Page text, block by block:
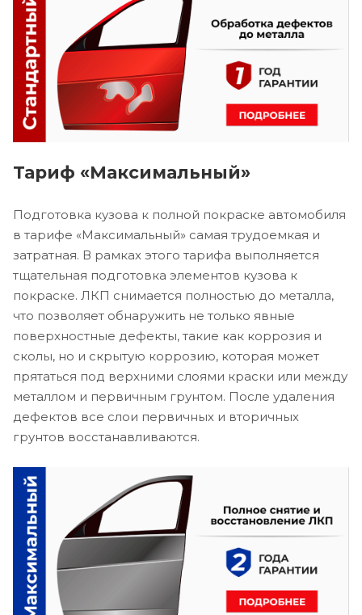
Тариф «Максимальный»
Подготовка кузова к полной покраске автомобиля
в тарифе «Максимальный» самая трудоемкая и
затратная. В рамках этого тарифа выполняется
тщательная подготовка элементов кузова к
покраске. ЛКП снимается полностью до металла,
что позволяет обнаружить не только явные
поверхностные дефекты, такие как коррозия и
сколы, но и скрытую коррозию, которая может
прятаться под верхними слоями краски или между
металлом и первичным грунтом. После удаления
дефектов все слои первичных и вторичных
грунтов восстанавливаются.